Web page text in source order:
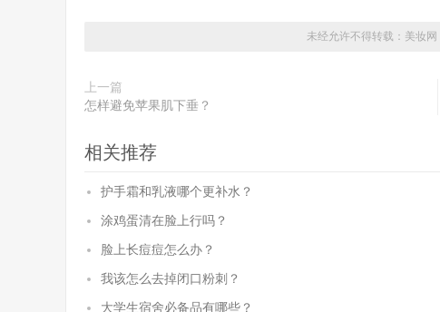
未经允许不得转载： 美妆网
上一篇
怎样避免苹果肌下垂？
相关推荐
护手霜和乳液哪个更补水？
涂鸡蛋清在脸上行吗？
脸上长痘痘怎么办？
我该怎么去掉闭口粉刺？
大学生宿舍必备品有哪些？